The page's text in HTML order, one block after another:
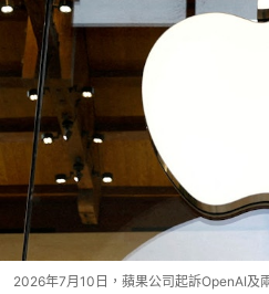
2026年7月10日，蘋果公司起訴OpenAI及